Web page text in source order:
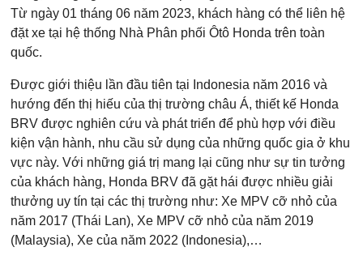
Từ ngày 01 tháng 06 năm 2023, khách hàng có thể liên hệ
đặt xe tại hệ thống Nhà Phân phối Ôtô Honda trên toàn
quốc.
Được giới thiệu lần đầu tiên tại Indonesia năm 2016 và
hướng đến thị hiếu của thị trường châu Á, thiết kế Honda
BRV được nghiên cứu và phát triển để phù hợp với điều
kiện vận hành, nhu cầu sử dụng của những quốc gia ở khu
vực này. Với những giá trị mang lại cũng như sự tin tưởng
của khách hàng, Honda BRV đã gặt hái được nhiều giải
thưởng uy tín tại các thị trường như: Xe MPV cỡ nhỏ của
năm 2017 (Thái Lan), Xe MPV cỡ nhỏ của năm 2019
(Malaysia), Xe của năm 2022 (Indonesia),…